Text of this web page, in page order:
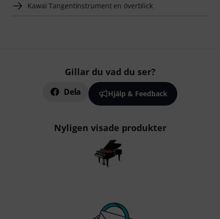
Kawai Tangentinstrument en överblick
Gillar du vad du ser?
Dela Hjälp & Feedback
Nyligen visade produkter